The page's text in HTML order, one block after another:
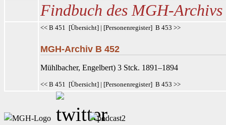
Findbuch des MGH-Archivs
<< B 451 [Übersicht] | [Personenregister] B 453 >>
MGH-Archiv B 452
Mühlbacher, Engelbert) 3 Stck. 1891–1894
<< B 451 [Übersicht] | [Personenregister] B 453 >>